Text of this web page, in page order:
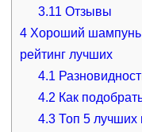
3.11 Отзывы
4Хороший шампунь
рейтинг лучших
4.1
4.2 Как
4.3 Топ 5 лучших